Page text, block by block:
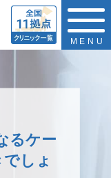
MENU
るケー
しょ